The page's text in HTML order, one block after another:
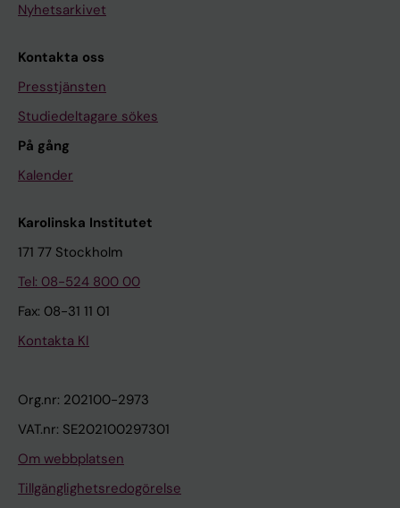
Nyhetsarkivet
Kontakta oss
Presstjänsten
Studiedeltagare sökes
På gång
Kalender
Karolinska Institutet
171 77 Stockholm
Tel: 08-524 800 00
Fax: 08-31 11 01
Kontakta KI
Org.nr: 202100-2973
VAT.nr: SE202100297301
Om webbplatsen
Tillgänglighetsredogörelse